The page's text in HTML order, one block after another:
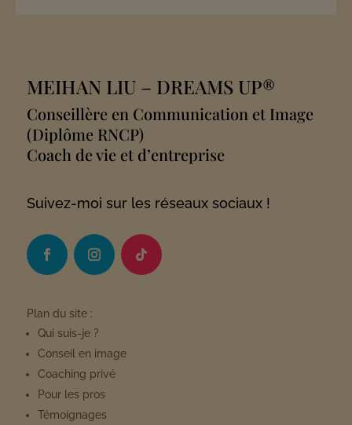
MEIHAN LIU – DREAMS UP®
Conseillère en Communication et Image
(Diplôme RNCP)
Coach de vie et d’entreprise
Suivez-moi sur les réseaux sociaux !
Plan du site :
Qui suis-je ?
Conseil en image
Coaching privé
Pour les pros
Témoignages